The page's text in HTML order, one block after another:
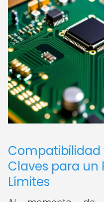
Compatibilidad
Claves para un
Límites